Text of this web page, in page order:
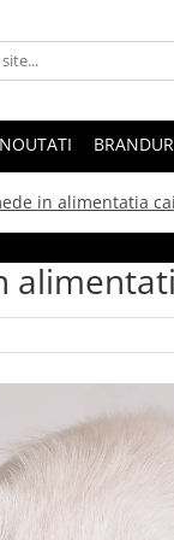
NOUTATI
in alimentatia